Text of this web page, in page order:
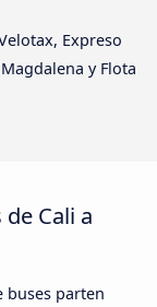
Expreso
y Flota
Cali a
buses parten